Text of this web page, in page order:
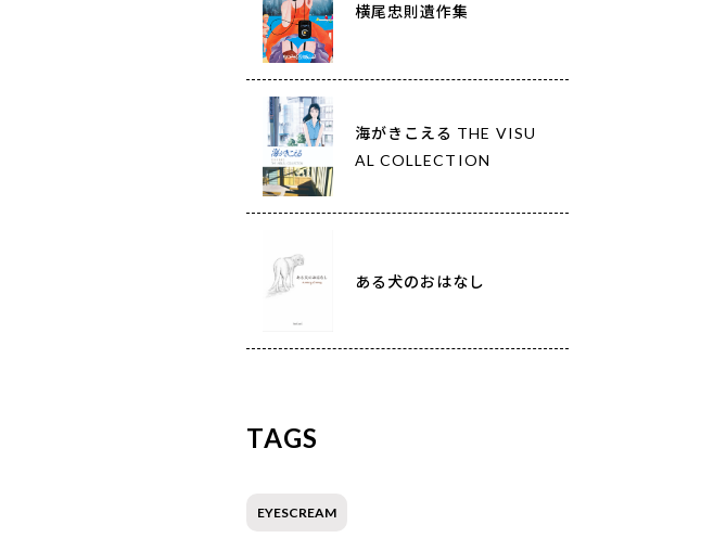
横尾忠則遺作集
海がきこえる THE VISU
AL COLLECTION
ある犬のおはなし
TAGS
EYESCREAM